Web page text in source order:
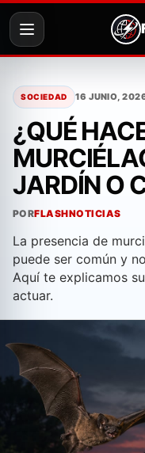
contenido
SOCIEDAD 16 JUNIO,
¿QUÉ
JARDÍN O
PORFLASHNOTICIAS
La presencia de
puede ser común y
Aquí te explicamos
actuar.